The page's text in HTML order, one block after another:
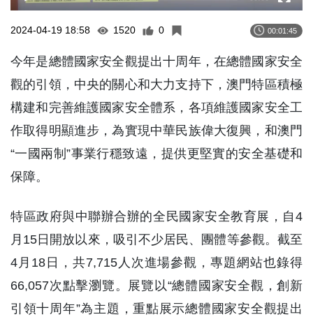
2024-04-19 18:58 1520 0 00:01:45
今年是總體國家安全觀提出十周年，在總體國家安全
觀的引領，中央的關心和大力支持下，澳門特區積極
構建和完善維護國家安全體系，各項維護國家安全工
作取得明顯進步，為實現中華民族偉大復興，和澳門
“一國兩制”事業行穩致遠，提供更堅實的安全基礎和
保障。
特區政府與中聯辦合辦的全民國家安全教育展，自4
月15日開放以來，吸引不少居民、團體等參觀。截至
4月18日，共7,715人次進場參觀，專題網站也錄得
66,057次點擊瀏覽。展覽以“總體國家安全觀，創新
引領十周年”為主題，重點展示總體國家安全觀提出